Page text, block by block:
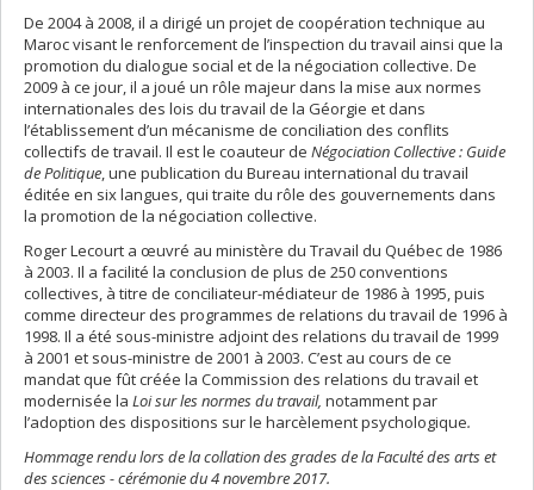
De 2004 à 2008, il a dirigé un projet de coopération technique au
Maroc visant le renforcement de l’inspection du travail ainsi que la
promotion du dialogue social et de la négociation collective. De
2009 à ce jour, il a joué un rôle majeur dans la mise aux normes
internationales des lois du travail de la Géorgie et dans
l’établissement d’un mécanisme de conciliation des conflits
collectifs de travail. Il est le coauteur de Négociation Collective : Guide
de Politique, une publication du Bureau international du travail
éditée en six langues, qui traite du rôle des gouvernements dans
la promotion de la négociation collective.
Roger Lecourt a œuvré au ministère du Travail du Québec de 1986
à 2003. Il a facilité la conclusion de plus de 250 conventions
collectives, à titre de conciliateur-médiateur de 1986 à 1995, puis
comme directeur des programmes de relations du travail de 1996 à
1998. Il a été sous-ministre adjoint des relations du travail de 1999
à 2001 et sous-ministre de 2001 à 2003. C’est au cours de ce
mandat que fût créée la Commission des relations du travail et
modernisée la Loi sur les normes du travail, notamment par
l’adoption des dispositions sur le harcèlement psychologique.
Hommage rendu lors de la collation des grades de la Faculté des arts et
des sciences - cérémonie du 4 novembre 2017.